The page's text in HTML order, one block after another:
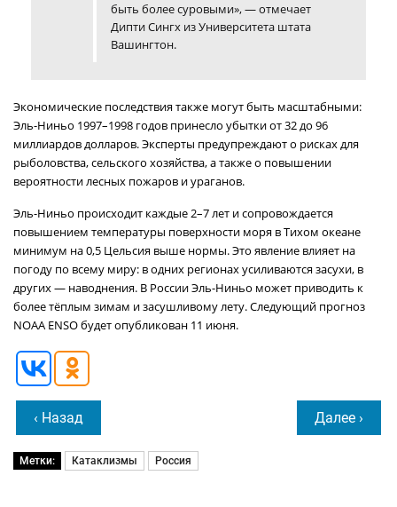
быть более суровыми», — отмечает
Дипти Сингх из Университета штата
Вашингтон.
Экономические последствия также могут быть масштабными:
Эль-Ниньо 1997–1998 годов принесло убытки от 32 до 96
миллиардов долларов. Эксперты предупреждают о рисках для
рыболовства, сельского хозяйства, а также о повышении
вероятности лесных пожаров и ураганов.
Эль-Ниньо происходит каждые 2–7 лет и сопровождается
повышением температуры поверхности моря в Тихом океане
минимум на 0,5 Цельсия выше нормы. Это явление влияет на
погоду по всему миру: в одних регионах усиливаются засухи, в
других — наводнения. В России Эль-Ниньо может приводить к
более тёплым зимам и засушливому лету. Следующий прогноз
NOAA ENSO будет опубликован 11 июня.
‹ Назад Далее ›
Метки: Катаклизмы Россия